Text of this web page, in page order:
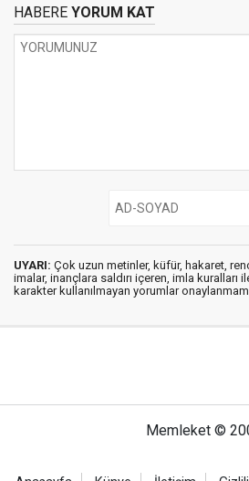
HABERE YORUM KAT
UYARI: Çok uzun metinler, küfür, hakaret,
imalar, inançlara saldırı içeren, imla kuralları
karakter kullanılmayan yorumlar
Memleket ©